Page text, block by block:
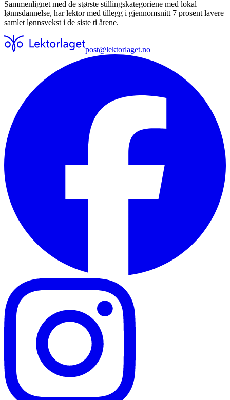
Sammenlignet med de største stillingskategoriene med lokal
lønnsdannelse, har lektor med tillegg i gjennomsnitt 7 prosent lavere
samlet lønnsvekst i de siste ti årene.
post@lektorlaget.no